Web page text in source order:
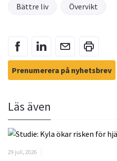
Bättre liv Övervikt
Prenumerera på nyhetsbrev
Läs även
29 juli, 2026